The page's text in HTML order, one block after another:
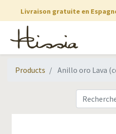
Livraison gratuite en
Products Anillo oro Lava